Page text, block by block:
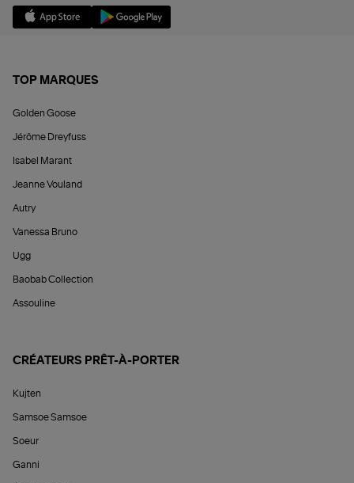
TOP MARQUES
Golden Goose
Jérôme Dreyfuss
Isabel Marant
Jeanne Vouland
Autry
Vanessa Bruno
Ugg
Baobab Collection
Assouline
CRÉATEURS PRÊT-À-PORTER
Kujten
Samsoe Samsoe
Soeur
Ganni